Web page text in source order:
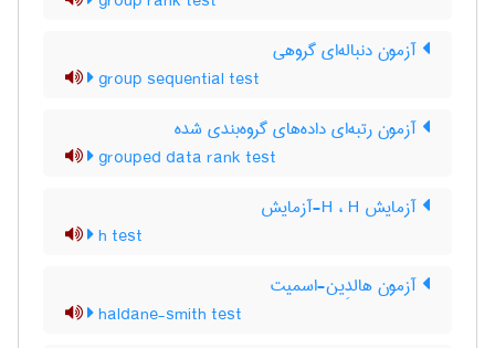
آزمون دنباله‌ای گروهی
group sequential test
آزمون رتبه‌ای داده‌های گروه‌بندی شده
grouped data rank test
آزمایش H ، H-آزمایش
h test
آزمون هالدِین-اسمیت
haldane-smith test